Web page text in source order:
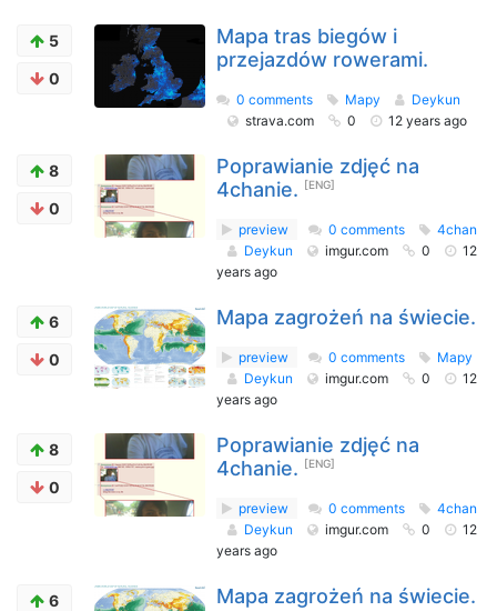
5
0
Mapa tras biegów i
przejazdów rowerami.
0 comments Mapy
Deykun
strava.com
0 12 years ago
8
0
Poprawianie zdjęć na
4chanie. [ENG]
preview 0 comments
4chan
Deykun
imgur.com 0
12
years ago
6
0
Mapa zagrożeń na świecie.
preview 0 comments
Mapy
Deykun
imgur.com 0
12
years ago
8
0
Poprawianie zdjęć na
4chanie. [ENG]
preview 0 comments
4chan
Deykun
imgur.com 0
12
years ago
6
Mapa zagrożeń na świecie.